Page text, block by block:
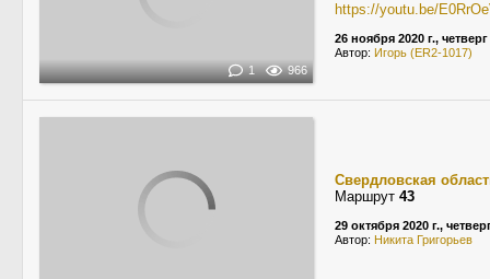
1 966
https://youtu.be/
26 ноября 2020 г., четверг
Автор: Игорь (ER2-1017)
Свердловская
Маршрут 43
29 октября 2020 г.,
Автор: Никита Григорьев